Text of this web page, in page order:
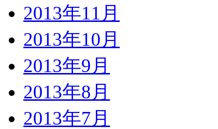
2013年11月
2013年10月
2013年9月
2013年8月
2013年7月